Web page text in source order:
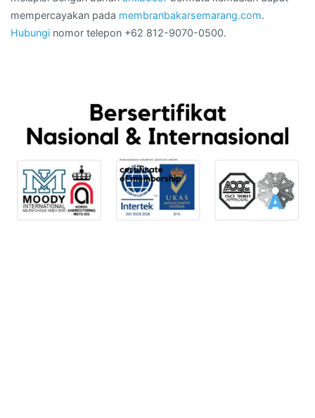
mempercayakan pada membranbakarsemarang.com.
Hubungi nomor telepon +62 812-9070-0500.